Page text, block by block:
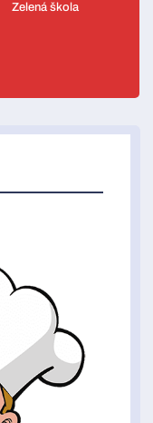
Zelená škola